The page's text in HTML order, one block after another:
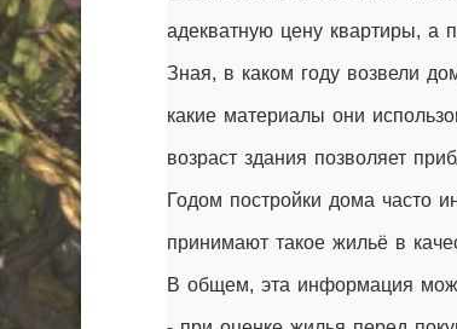
адекватную цену квартиры, а
Зная, в каком году возвели
какие материалы они
возраст здания позволяет
Годом постройки дома часто
принимают такое жильё в
В общем, эта информация